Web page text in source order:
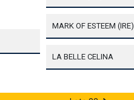
MARK OF ESTEEM (IRE)
LA BELLE CELINA